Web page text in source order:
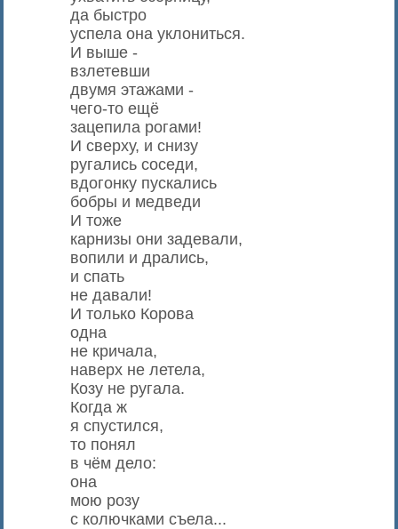
да быстро
успела она уклониться.
И выше -
взлетевши
двумя этажами -
чего-то ещё
зацепила рогами!
И сверху, и снизу
ругались соседи,
вдогонку пускались
бобры и медведи
И тоже
карнизы они задевали,
вопили и дрались,
и спать
не давали!
И только Корова
одна
не кричала,
наверх не летела,
Козу не ругала.
Когда ж
я спустился,
то понял
в чём дело:
она
мою розу
с колючками съела...